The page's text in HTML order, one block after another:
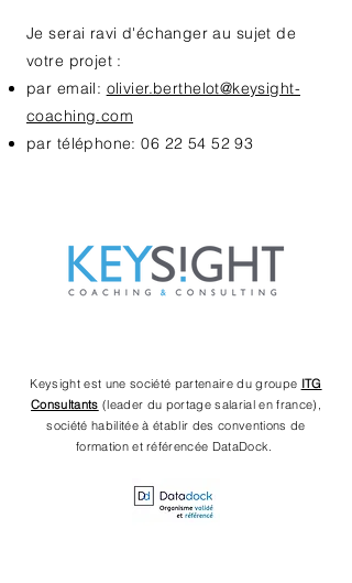
Je serai ravi d'échanger au sujet de
votre projet :
par email: olivier.berthelot@keysight-
coaching.com
par téléphone:06 22 54 52 93
Keysight est une société partenaire du groupe ITG
Consultants (leader du portage salarial en france),
société habilitée à établir des conventions de
formation et référencée DataDock.